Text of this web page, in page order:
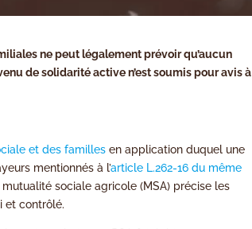
ne peut légalement prévoir qu’aucun
de solidarité active n’est soumis pour avis à
et des familles en application duquel une
mentionnés à l’article L.262-16 du même
sociale agricole (MSA) précise les
et contrôlé.